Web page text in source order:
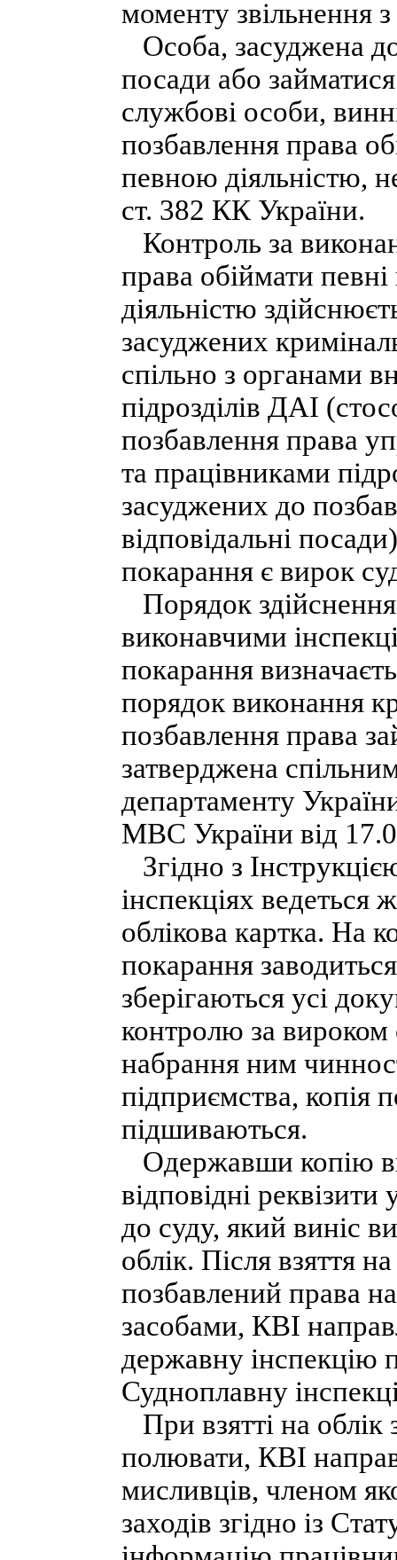
моменту звільнення
Особа, засуджена
посади або
службові особи,
позбавлення права
певною діяльністю,
ст. 382 КК України.
Контроль за
права обіймати
діяльністю
засуджених
спільно з органами
підрозділів ДАІ
позбавлення права
та працівниками
засуджених до
відповідальні
покарання є вирок
Порядок
виконавчими
покарання
порядок виконання
позбавлення права
затверджена
департаменту
МВС України від
Згідно з
інспекціях ведеться
облікова картка. На
покарання
зберігаються усі
контролю за вироком
набрання ним
підприємства, копія
підшиваються.
Одержавши копію
відповідні
до суду, який виніс
облік. Після взяття
позбавлений права
засобами, КВІ
державну інспекцію
Судноплавну
При взятті на
полювати, КВІ
мисливців, членом
заходів згідно із